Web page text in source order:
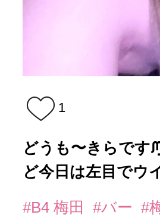
1
どうも〜きらで
ど今日は左目でウ
#B4 梅田 #バー #